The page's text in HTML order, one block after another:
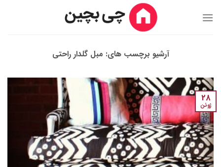
آرشیو برچسب های: مبل گلدار راحتی
28
ژوئن